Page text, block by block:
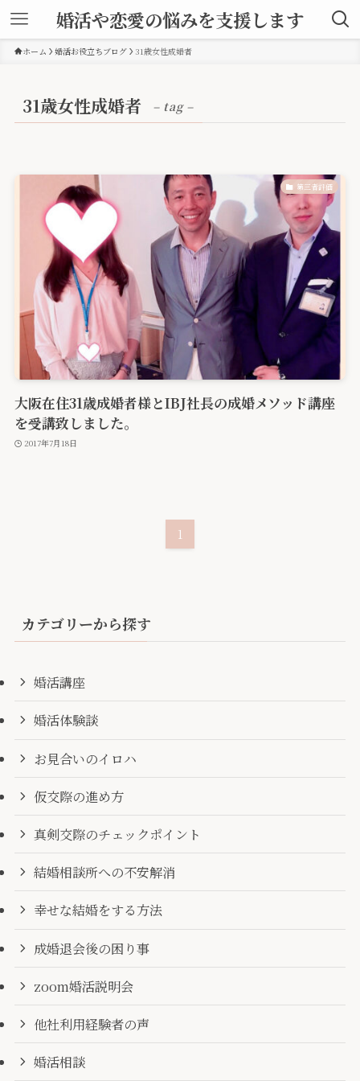
婚活や恋愛の悩みを支援します
ホーム 婚活お役立ちブログ 31歳女性成婚者
31歳女性成婚者 – tag –
第三者評価
大阪在住31歳成婚者様とIBJ社長の成婚メソッド講座
を受講致しました。
2017年7月18日
1
カテゴリーから探す
婚活講座
婚活体験談
お見合いのイロハ
仮交際の進め方
真剣交際のチェックポイント
結婚相談所への不安解消
幸せな結婚をする方法
成婚退会後の困り事
zoom婚活説明会
他社利用経験者の声
婚活相談